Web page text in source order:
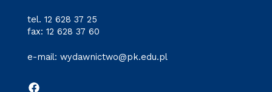
tel. 12 628 37 25
fax: 12 628 37 60
e-mail: wydawnictwo@pk.edu.pl